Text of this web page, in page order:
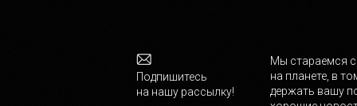
Мы стараемся
на планете, в
держать вашу
Подпишитесь
на нашу рассылку!